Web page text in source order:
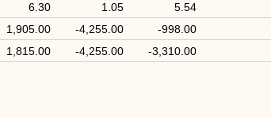
5.54
1.05
6.30
-998.00
-4,255.00
1,905.00
-3,310.00
-4,255.00
1,815.00